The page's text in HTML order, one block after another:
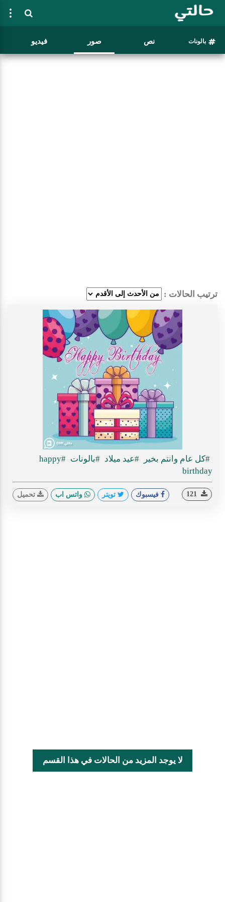
بالونات نص صور فيديو
ترتيب الحالات :
#كل عام وانتم بخير #عيد ميلاد #بالونات
#happy
birthday
فيسبوك تويتر واتس اب تحميل
لا يوجد المزيد من الحالات في هذا القسم